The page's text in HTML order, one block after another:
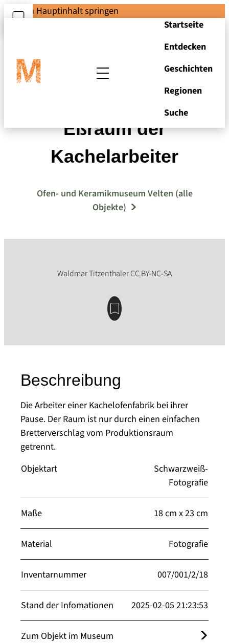
Zum Hauptinhalt springen
Startseite
Entdecken
Geschichten
Regionen
Suche
Foto: Pausen- und
Eßraum der
Kachelarbeiter
Ofen- und Keramikmuseum Velten (alle
Objekte)
Beschreibung
Die Arbeiter einer Kachelofenfabrik bei ihrer
Pause. Der Raum ist nur durch einen einfachen
Bretterverschlag vom Produktionsraum
getrennt.
Objektart
Schwarzweiß-
Fotografie
Maße 18 cm x 23 cm
Material Fotografie
Inventarnummer 007/001/2/18
Stand der Infomationen 2025-02-05 21:23:53
Zum Objekt im Museum